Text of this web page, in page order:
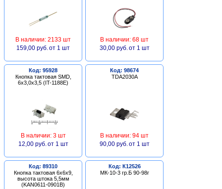
В наличии: 2133 шт
159,00 руб. от 1 шт
В наличии: 68 шт
30,00 руб. от 1 шт
Код: 95928
Кнопка тактовая SMD,
6х3,0х3,5 (IT-1188E)
В наличии: 3 шт
12,00 руб. от 1 шт
Код: 98674
TDA2030A
В наличии: 94 шт
90,00 руб. от 1 шт
Код: 89310
Кнопка тактовая 6х6х9,
высота штока 5,5мм
(KAN0611-0901B)
Код: К12526
МК-10-3 гр.Б 90-98г